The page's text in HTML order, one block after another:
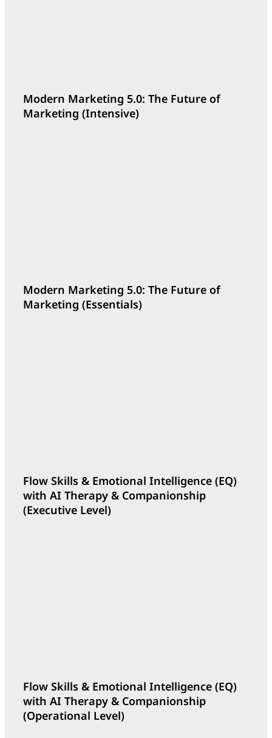
Modern Marketing 5.0: The Future of
Marketing (Intensive)
Modern Marketing 5.0: The Future of
Marketing (Essentials)
Flow Skills & Emotional Intelligence (EQ)
with AI Therapy & Companionship
(Executive Level)
Flow Skills & Emotional Intelligence (EQ)
with AI Therapy & Companionship
(Operational Level)